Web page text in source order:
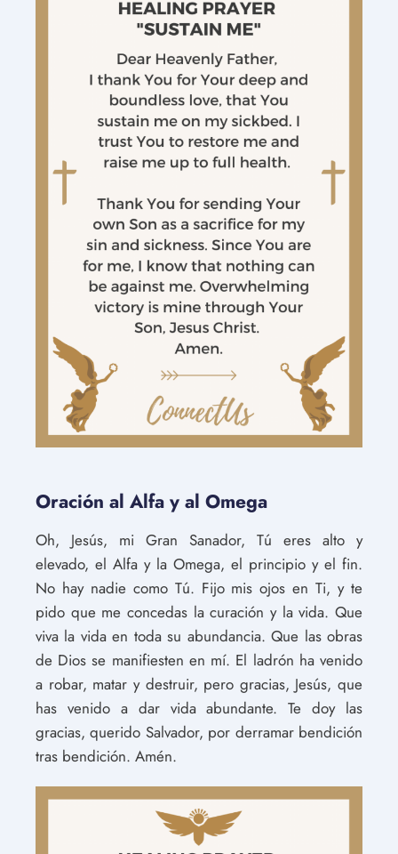
Oración al Alfa y al Omega
Oh, Jesús, mi Gran Sanador, Tú eres alto y
elevado, el Alfa y la Omega, el principio y el fin.
No hay nadie como Tú. Fijo mis ojos en Ti, y te
pido que me concedas la curación y la vida. Que
viva la vida en toda su abundancia. Que las obras
de Dios se manifiesten en mí. El ladrón ha venido
a robar, matar y destruir, pero gracias, Jesús, que
has venido a dar vida abundante. Te doy las
gracias, querido Salvador, por derramar bendición
tras bendición. Amén.